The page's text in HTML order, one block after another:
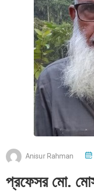
Anisur Rahman
প্রফেসর মো.